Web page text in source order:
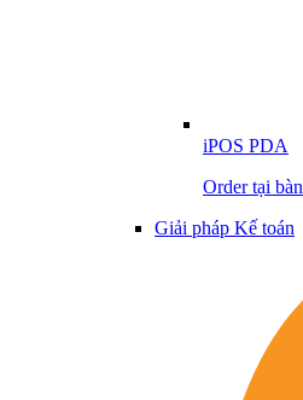
iPOS PDA
Order tại bàn
Giải pháp Kế toán